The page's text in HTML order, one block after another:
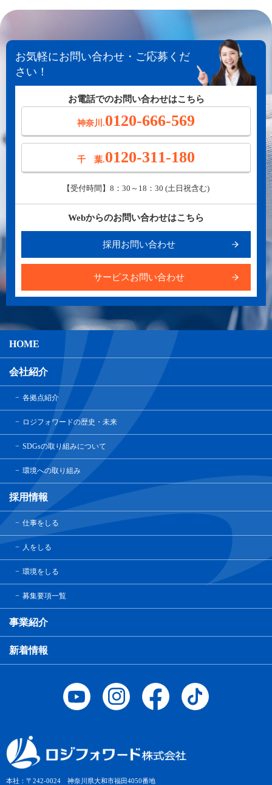
お気軽にお問い合わせ・ご応募くだ
さい！
お電話でのお問い合わせはこちら
神奈川.0120-666-569
千 葉.0120-311-180
【受付時間】8：30～18：30 (土日祝含む)
Webからのお問い合わせはこちら
採用お問い合わせ
サービスお問い合わせ
本社：〒242-0024 神奈川県大和市福田4050番地
HOME
会社紹介
各拠点紹介
ロジフォワードの歴史・未来
SDGsの取り組みについて
環境への取り組み
採用情報
仕事をしる
人をしる
環境をしる
募集要項一覧
事業紹介
新着情報